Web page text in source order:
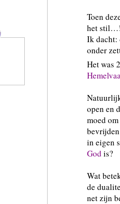
Toen
het
Ik dacht:
onder
Het was
open en
moed
in eigen
God is?
Wat
de
net zijn